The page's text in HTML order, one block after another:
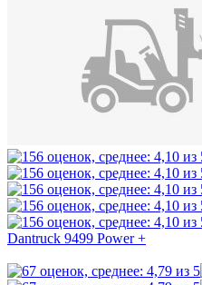
Dantruck 9499 Power +